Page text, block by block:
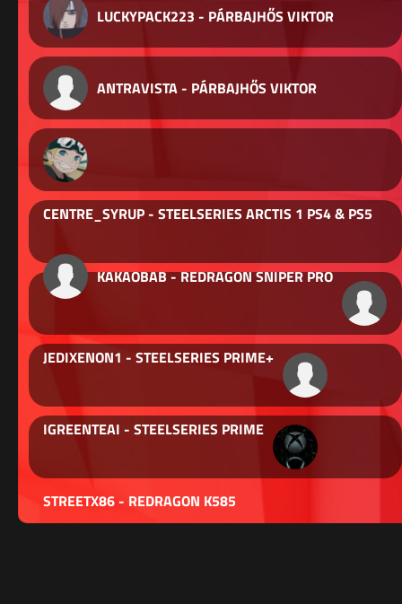
LUCKYPACK223 - PÁRBAJHŐS VIKTOR
ANTRAVISTA - PÁRBAJHŐS VIKTOR
CENTRE_SYRUP - STEELSERIES ARCTIS 1 PS4 & PS5
KAKAOBAB - REDRAGON SNIPER PRO
JEDIXENON1 - STEELSERIES PRIME+
IGREENTEAI - STEELSERIES PRIME
STREETX86 - REDRAGON K585